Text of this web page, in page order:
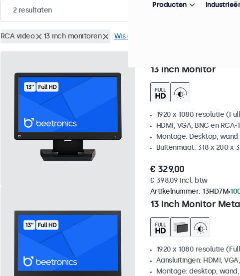
2resultaten
RCA video 13 inch monitoren Wis alle filters
13 Inch Monitor
1920 x 1080 resolutie
HDMI, VGA, BNC en RCA-
Montage: Desktop, wand
Buitenmaat: 318 x 200 x
€ 329,00
€ 398,09 incl. btw
13 Inch Monitor
Artikelnummer: 13HD7M
1920 x 1080 resolutie
Aansluitingen: HDMI,
Montage: desktop,
Producten